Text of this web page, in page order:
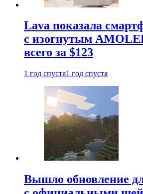
Lava показала
с изогнутым
всего за $123
1 год спустя1 год спустя
Вышло обновление